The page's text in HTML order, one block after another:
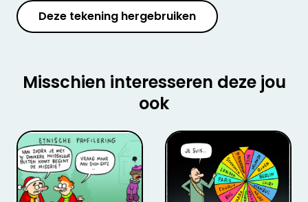
Deze tekening hergebruiken
Misschien interesseren deze jou
ook